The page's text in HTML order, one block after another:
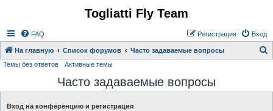
Togliatti Fly Team
FAQ Вход
Регистрация
На главную Список форумов Часто задаваемые вопросы
с
Темы без ответов Активные темы
Часто задаваемые вопросы
Вход на конференцию и регистрация